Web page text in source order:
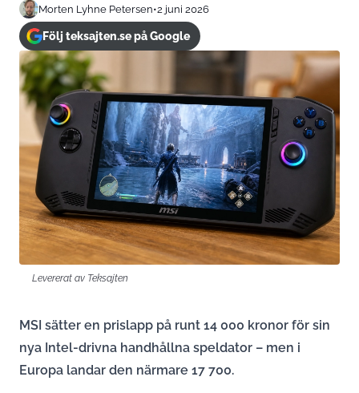
Morten Lyhne Petersen•2 juni 2026
Följ teksajten.se på Google
Levererat av Teksajten
MSI sätter en prislapp på runt 14 000 kronor för sin
nya Intel-drivna handhållna speldator – men i
Europa landar den närmare 17 700.